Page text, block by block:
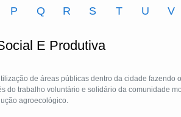
P Q R S T U V
E Produtiva
de áreas públicas dentro da cidade fazendo
do trabalho voluntário e solidário da comunidade
agroecológico.